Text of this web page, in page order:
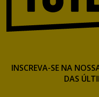
INSCREVA-SE NA
DAS